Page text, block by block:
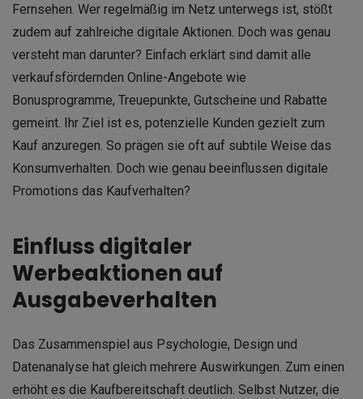
Fernsehen. Wer regelmäßig im Netz unterwegs ist, stößt
zudem auf zahlreiche digitale Aktionen. Doch was genau
versteht man darunter? Einfach erklärt sind damit alle
verkaufsfördernden Online-Angebote wie
Bonusprogramme, Treuepunkte, Gutscheine und Rabatte
gemeint. Ihr Ziel ist es, potenzielle Kunden gezielt zum
Kauf anzuregen. So prägen sie oft auf subtile Weise das
Konsumverhalten. Doch wie genau beeinflussen digitale
Promotions das Kaufverhalten?
Einfluss digitaler
Werbeaktionen auf
Ausgabeverhalten
Das Zusammenspiel aus Psychologie, Design und
Datenanalyse hat gleich mehrere Auswirkungen. Zum einen
erhöht es die Kaufbereitschaft deutlich. Selbst Nutzer, die